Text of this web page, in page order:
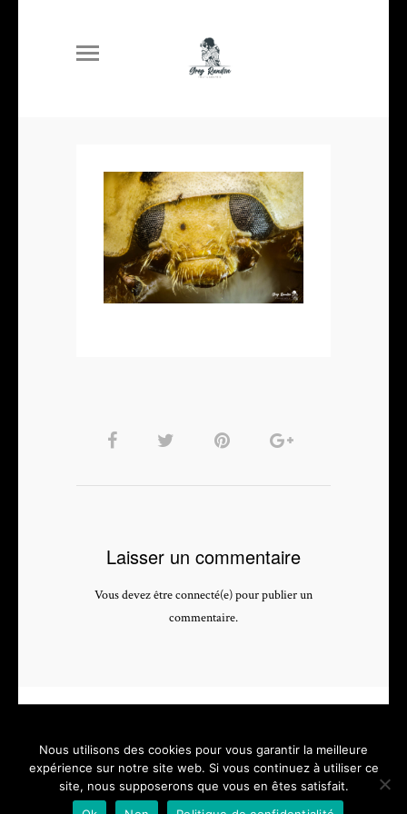
Laisser un commentaire
Vous devez être connecté(e) pour publier un
commentaire.
PHOTOGRAPHE & VIDEASTE PROFESSIONNEL - depuis 2005 -
Nous utilisons des cookies pour vous garantir la meilleure
expérience sur notre site web. Si vous continuez à utiliser ce
site, nous supposerons que vous en êtes satisfait.